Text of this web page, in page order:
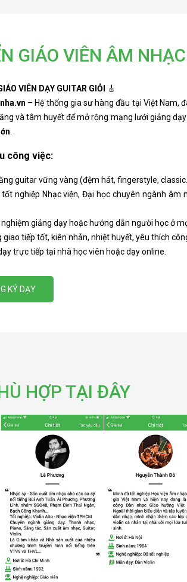
GIÁO VIÊN ÂM NHẠC
VIÊN DẠY GUITAR GIỎI
🎸
– Hệ thống gia sư hàng đầu tại Việt Nam,
và tâm huyết để mở rộng mạng lưới giảng
.
công việc:
guitar vững vàng (đệm hát, fingerstyle,
nghiệp Nhạc viện, Đại học chuyên ngành âm
nghiệm giảng dạy hoặc hướng dẫn người học ở
giao tiếp tốt, kiên nhẫn, nhiệt huyết, yêu thích
trực tiếp tại nhà học viên hoặc dạy online.
KÝ DẠY
HỢP TẠI ĐÂY